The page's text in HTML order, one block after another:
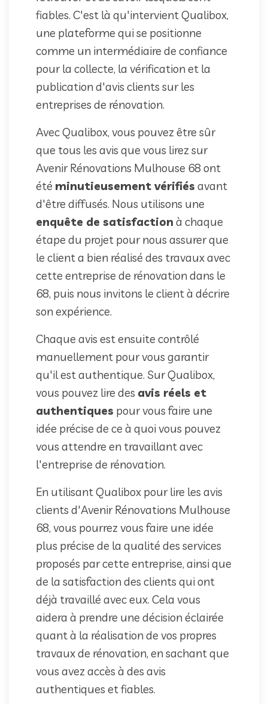
fiables. C'est là qu'intervient Qualibox,
une plateforme qui se positionne
comme un intermédiaire de confiance
pour la collecte, la vérification et la
publication d'avis clients sur les
entreprises de rénovation.
Avec Qualibox, vous pouvez être sûr
que tous les avis que vous lirez sur
Avenir Rénovations Mulhouse 68 ont
été minutieusement vérifiés avant
d'être diffusés. Nous utilisons une
enquête de satisfaction à chaque
étape du projet pour nous assurer que
le client a bien réalisé des travaux avec
cette entreprise de rénovation dans le
68, puis nous invitons le client à décrire
son expérience.
Chaque avis est ensuite contrôlé
manuellement pour vous garantir
qu'il est authentique. Sur Qualibox,
vous pouvez lire des avis réels et
authentiques pour vous faire une
idée précise de ce à quoi vous pouvez
vous attendre en travaillant avec
l'entreprise de rénovation.
En utilisant Qualibox pour lire les avis
clients d'Avenir Rénovations Mulhouse
68, vous pourrez vous faire une idée
plus précise de la qualité des services
proposés par cette entreprise, ainsi que
de la satisfaction des clients qui ont
déjà travaillé avec eux. Cela vous
aidera à prendre une décision éclairée
quant à la réalisation de vos propres
travaux de rénovation, en sachant que
vous avez accès à des avis
authentiques et fiables.